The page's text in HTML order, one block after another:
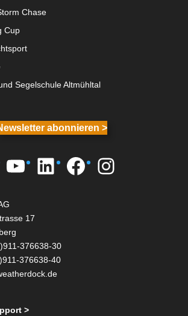
Chase
Cup
Segelschule Altmühltal
abonnieren >
YouTube
LinkedIn
Facebook
17
376638-30
376638-40
>